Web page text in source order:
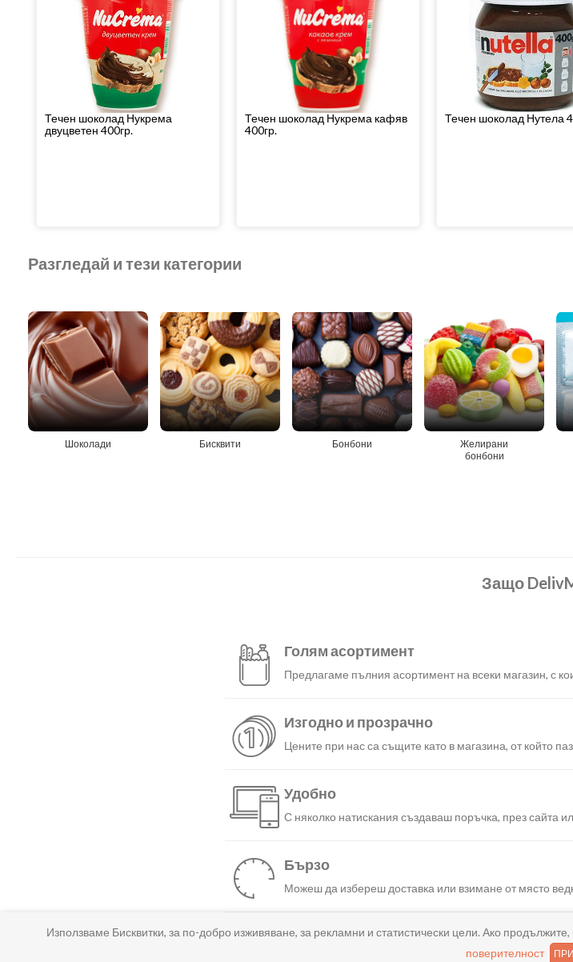
Течен шоколад Нукрема
двуцветен 400гр.
Течен шоколад Нукрема кафяв
400гр.
Течен шоколад Нутела
Разгледай и тези категории
Шоколади Бисквити Бонбони
Желирани
бонбони
Защо
Голям асортимент
Предлагаме пълния асортимент на всеки магазин, с
Изгодно и прозрачно
Цените при нас са същите като в магазина, от който
Удобно
С няколко натискания създаваш поръчка, през сайта
Бързо
Можеш да избереш доставка или взимане от място
Гарантирано
Използваме Бисквитки, за по-добро изживяване, за рекламни и статистически цели. Ако
поверителност